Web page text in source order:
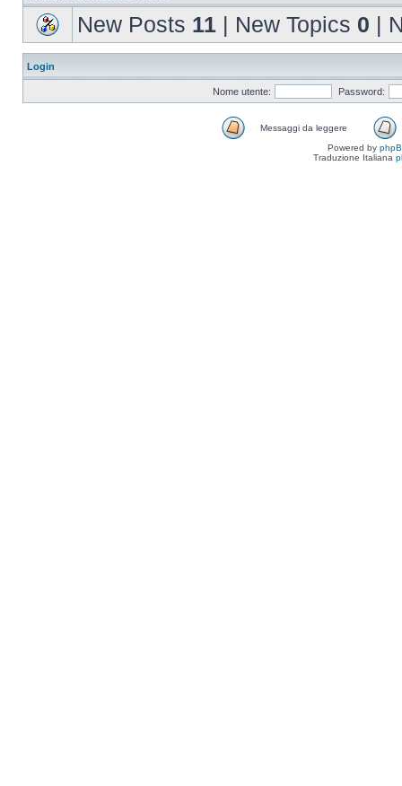
New Posts 11 | New Topics 0 |
Login
Nome utente: Password:
Messaggi da leggere
Powered by
Traduzione Italiana